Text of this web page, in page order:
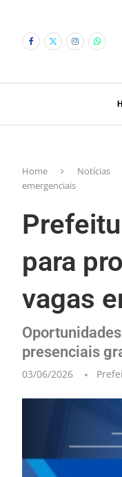
Home Notícias
emergenciais
para
vagas
presenciais
03/06/2026